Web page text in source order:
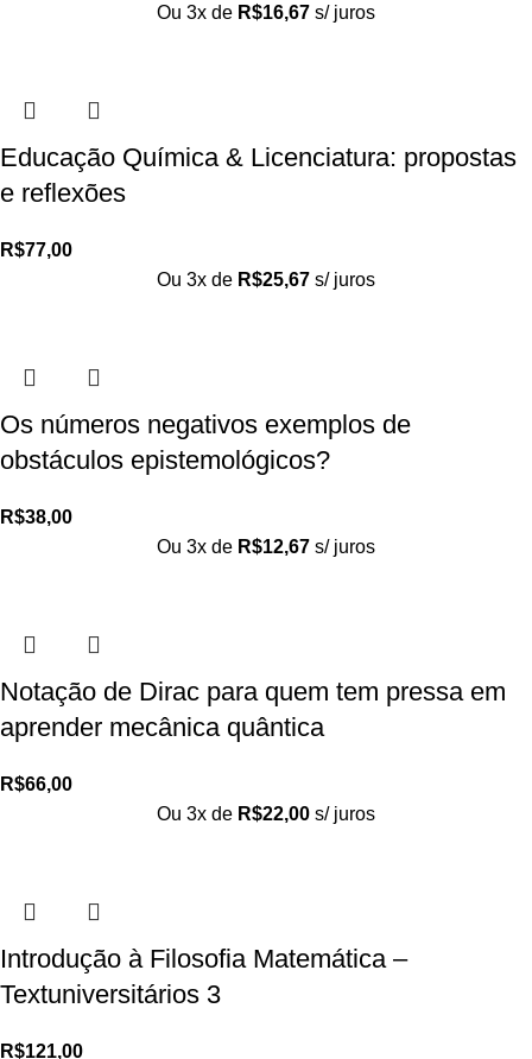
Ou 3x de R$16,67 s/ juros
Educação Química & Licenciatura: propostas
e reflexões
R$77,00
Ou 3x de R$25,67 s/ juros
Os números negativos exemplos de
obstáculos epistemológicos?
R$38,00
Ou 3x de R$12,67 s/ juros
Notação de Dirac para quem tem pressa em
aprender mecânica quântica
R$66,00
Ou 3x de R$22,00 s/ juros
Introdução à Filosofia Matemática –
Textuniversitários 3
R$121,00